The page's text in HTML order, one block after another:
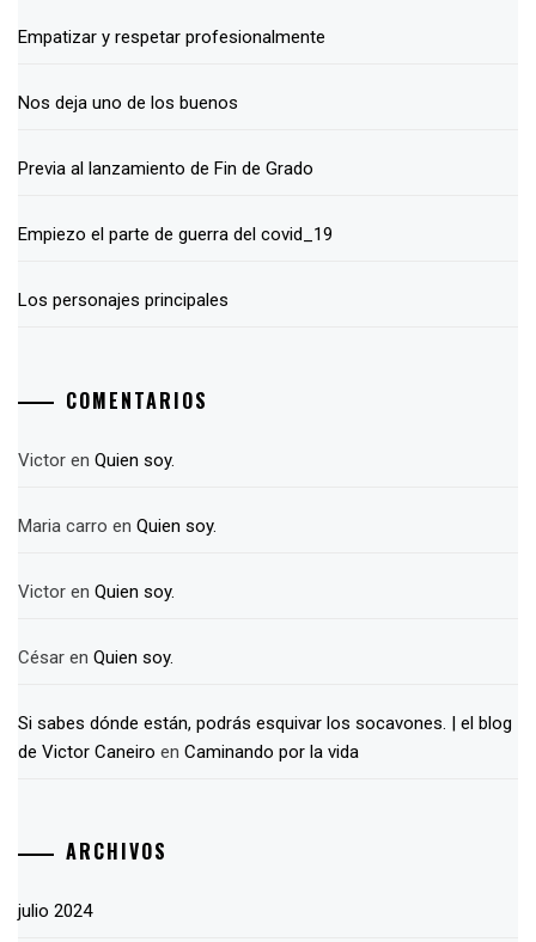
Empatizar y respetar profesionalmente
Nos deja uno de los buenos
Previa al lanzamiento de Fin de Grado
Empiezo el parte de guerra del covid_19
Los personajes principales
COMENTARIOS
Victor en Quien soy.
Maria carro en Quien soy.
Victor en Quien soy.
César en Quien soy.
Si sabes dónde están, podrás esquivar los socavones. | el blog
de Victor Caneiro en Caminando por la vida
ARCHIVOS
julio 2024